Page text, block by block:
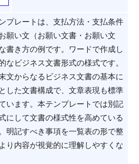
プレートは、支払方法・支払条件
願い文（お願い文書・お願い文
書き方の例です。ワードで作成し
なビジネス文書形式の様式です。
文からなるビジネス文書の基本に
した文書構成で、文章表現も標準
います。本テンプレートでは別記
にして文書の様式性を高めている
明記すべき事項を一覧表の形で整
り内容が視覚的に理解しやすくな